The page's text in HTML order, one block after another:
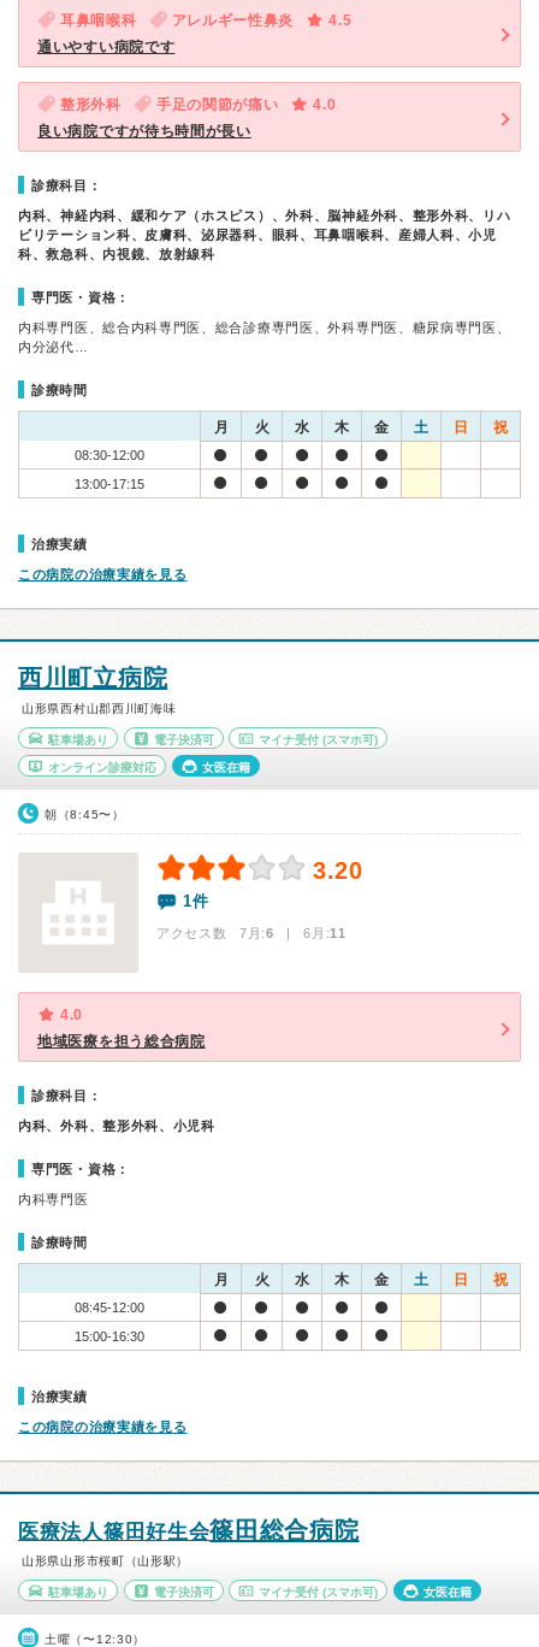
耳鼻咽喉科 アレルギー性鼻炎
4.5
通いやすい病院です
整形外科 手足の関節が痛い
4.0
良い病院ですが待ち時間が長い
診療科目：
内科、神経内科、緩和ケア（ホスピス）、外科、脳神経外科、整形外科、リハ
ビリテーション科、皮膚科、泌尿器科、眼科、耳鼻咽喉科、産婦人科、小児
科、救急科、内視鏡、放射線科
専門医・資格：
内科専門医、総合内科専門医、総合診療専門医、外科専門医、糖尿病専門医、
内分泌代…
診療時間
月 火 水 木 金 土 日 祝
08:30-12:00
13:00-17:15
治療実績
この病院の治療実績を見る
西川町立病院
山形県西村山郡西川町海味
駐車場あり 電子決済可 マイナ受付 (スマホ可)
オンライン診療対応 女医在籍
朝（8:45〜）
3.20
1件
アクセス数 7月:6 | 6月:11
4.0
地域医療を担う総合病院
診療科目：
内科、外科、整形外科、小児科
専門医・資格：
内科専門医
診療時間
月 火 水 木 金 土 日 祝
08:45-12:00
15:00-16:30
治療実績
この病院の治療実績を見る
医療法人篠田好生会篠田総合病院
山形県山形市桜町（山形駅）
駐車場あり 電子決済可 マイナ受付 (スマホ可) 女医在籍
土曜（〜12:30）